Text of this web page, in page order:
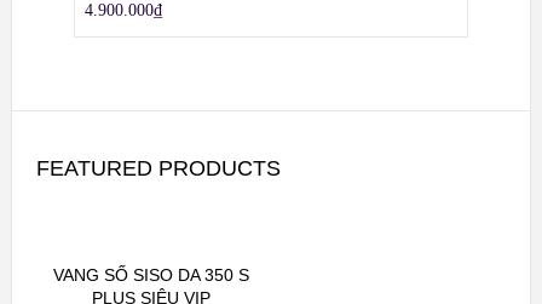
4.900.000₫
FEATURED PRODUCTS
VANG SỐ SISO DA 350 S
PLUS SIÊU VIP